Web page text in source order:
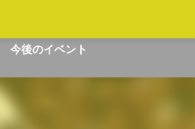
今後のイベント